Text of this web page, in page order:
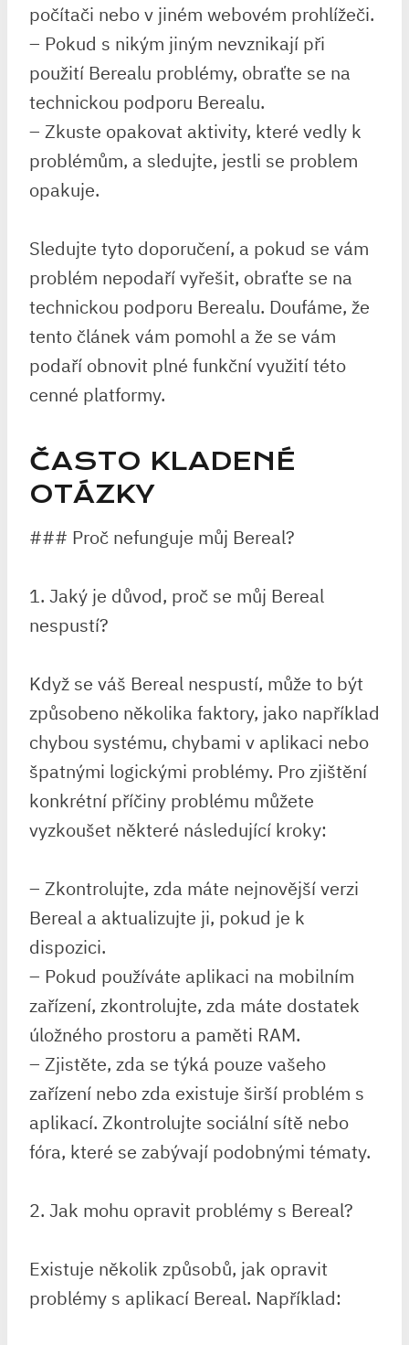
počítači nebo v jiném webovém prohlížeči.
– Pokud s nikým jiným nevznikají při
použití Berealu problémy, obraťte se na
technickou podporu Berealu.
– Zkuste opakovat aktivity, které vedly k
problémům, a sledujte, jestli se problem
opakuje.
Sledujte tyto doporučení, a pokud se vám
problém nepodaří vyřešit, obraťte se na
technickou podporu Berealu. Doufáme, že
tento článek vám pomohl a že se vám
podaří obnovit plné funkční využití této
cenné platformy.
ČASTO KLADENÉ
OTÁZKY
### Proč nefunguje můj Bereal?
1. Jaký je důvod, proč se můj Bereal
nespustí?
Když se váš Bereal nespustí, může to být
způsobeno několika faktory, jako například
chybou systému, chybami v aplikaci nebo
špatnými logickými problémy. Pro zjištění
konkrétní příčiny problému můžete
vyzkoušet některé následující kroky:
– Zkontrolujte, zda máte nejnovější verzi
Bereal a aktualizujte ji, pokud je k
dispozici.
– Pokud používáte aplikaci na mobilním
zařízení, zkontrolujte, zda máte dostatek
úložného prostoru a paměti RAM.
– Zjistěte, zda se týká pouze vašeho
zařízení nebo zda existuje širší problém s
aplikací. Zkontrolujte sociální sítě nebo
fóra, které se zabývají podobnými tématy.
2. Jak mohu opravit problémy s Bereal?
Existuje několik způsobů, jak opravit
problémy s aplikací Bereal. Například: